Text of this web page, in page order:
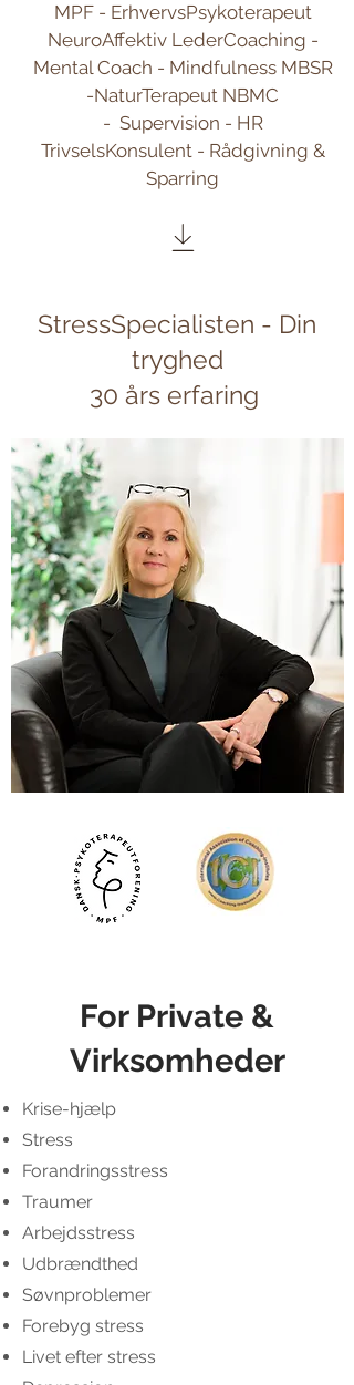
MPF - ErhvervsPsykoterapeut
NeuroAffektiv LederCoaching -
Mental Coach - Mindfulness MBSR
-NaturTerapeut NBMC
- Supervision - HR
TrivselsKonsulent - Rådgivning &
Sparring
StressSpecialisten - Din
tryghed
30 års erfaring
For Private &
Virksomheder
Krise-hjælp
Stress
Forandringsstress
Traumer
Arbejdsstress
Udbrændthed
Søvnproblemer
Forebyg stress
Livet efter stress